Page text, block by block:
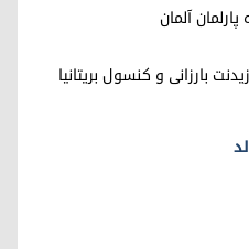
آلمان
بارزانی و کنسول بریتانیا